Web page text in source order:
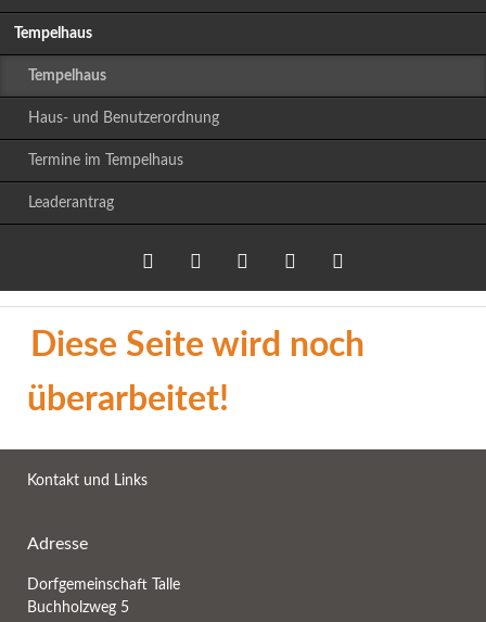
Tempelhaus
Tempelhaus
Haus- und Benutzerordnung
Termine im Tempelhaus
Leaderantrag
TwitterLinkedInGoogle+FacebookRSS-
Feed
Diese Seite wird noch
überarbeitet!
Kontakt und Links
Adresse
Dorfgemeinschaft Talle
Buchholzweg 5